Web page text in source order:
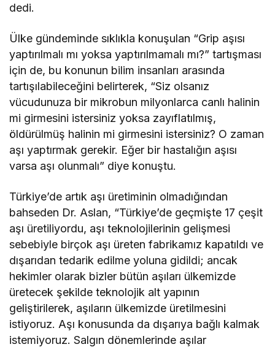
dedi.
Ülke gündeminde sıklıkla konuşulan “Grip aşısı
yaptırılmalı mı yoksa yaptırılmamalı mı?” tartışması
için de, bu konunun bilim insanları arasında
tartışılabileceğini belirterek, “Siz olsanız
vücudunuza bir mikrobun milyonlarca canlı halinin
mi girmesini istersiniz yoksa zayıflatılmış,
öldürülmüş halinin mi girmesini istersiniz? O zaman
aşı yaptırmak gerekir. Eğer bir hastalığın aşısı
varsa aşı olunmalı” diye konuştu.
Türkiye’de artık aşı üretiminin olmadığından
bahseden Dr. Aslan, “Türkiye’de geçmişte 17 çeşit
aşı üretiliyordu, aşı teknolojilerinin gelişmesi
sebebiyle birçok aşı üreten fabrikamız kapatıldı ve
dışarıdan tedarik edilme yoluna gidildi; ancak
hekimler olarak bizler bütün aşıları ülkemizde
üretecek şekilde teknolojik alt yapının
geliştirilerek, aşıların ülkemizde üretilmesini
istiyoruz. Aşı konusunda da dışarıya bağlı kalmak
istemiyoruz. Salgın dönemlerinde aşılar